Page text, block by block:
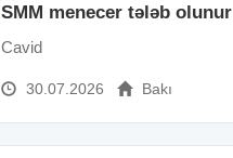
SMM menecer tələb olunur
Cavid
30.07.2026 Bakı